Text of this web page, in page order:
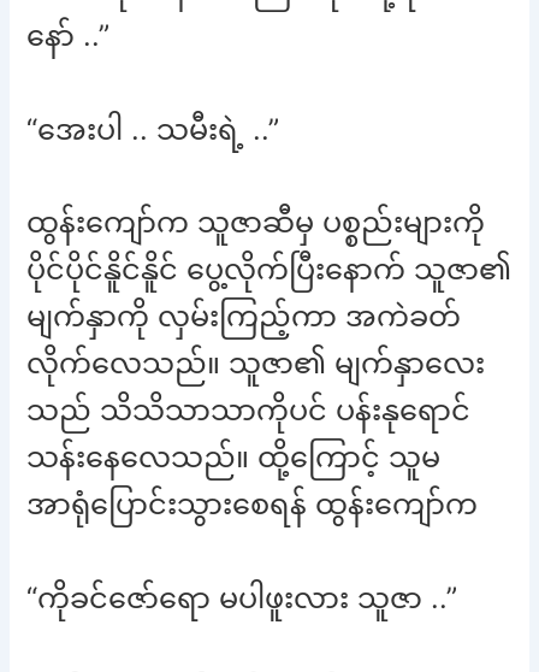
နော် ..”
“အေးပါ .. သမီးရဲ့ ..”
ထွန်းကျော်က သူဇာဆီမှ ပစ္စည်းများကို
ပိုင်ပိုင်နိူင်နိူင် ပွေ့လိုက်ပြီးနောက် သူဇာ၏
မျက်နှာကို လှမ်းကြည့်ကာ အကဲခတ်
လိုက်လေသည်။ သူဇာ၏ မျက်နှာလေး
သည် သိသိသာသာကိုပင် ပန်းနုရောင်
သန်းနေလေသည်။ ထို့ကြောင့် သူမ
အာရုံပြောင်းသွားစေရန် ထွန်းကျော်က
“ကိုခင်ဇော်ရော မပါဖူးလား သူဇာ ..”